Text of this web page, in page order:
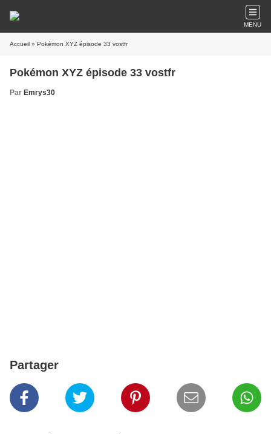
MENU
Accueil » Pokémon XYZ épisode 33 vostfr
Pokémon XYZ épisode 33 vostfr
Par Emrys30
Partager